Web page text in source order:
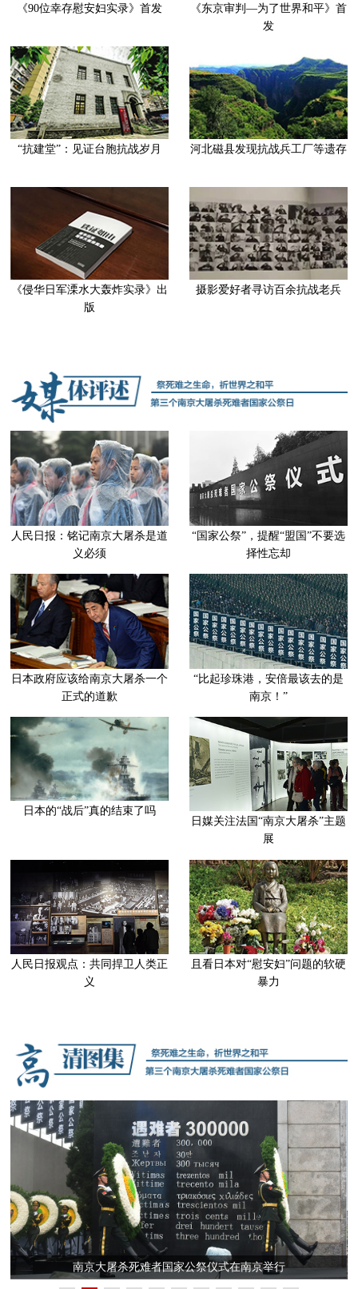
《90位幸存慰安妇实录》首发
《东京审判—为了世界和平》首
发
“抗建堂”：见证台胞抗战岁月 河北磁县发现抗战兵工厂等遗存
《侵华日军溧水大轰炸实录》出
版
摄影爱好者寻访百余抗战老兵
人民日报：铭记南京大屠杀是道
义必须
“国家公祭”，提醒“盟国”不要选
择性忘却
日本政府应该给南京大屠杀一个
正式的道歉
“比起珍珠港，安倍最该去的是
南京！”
日本的“战后”真的结束了吗
日媒关注法国“南京大屠杀”主题
展
人民日报观点：共同捍卫人类正
义
且看日本对“慰安妇”问题的软硬
暴力
航拍南京大屠杀死难同胞丛葬地